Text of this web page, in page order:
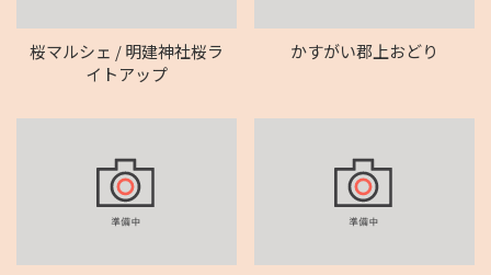
桜マルシェ / 明建神社桜ラ
イトアップ
かすがい郡上おどり